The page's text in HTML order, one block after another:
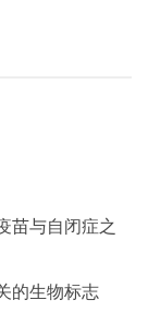
苗与自闭症之
的生物标志